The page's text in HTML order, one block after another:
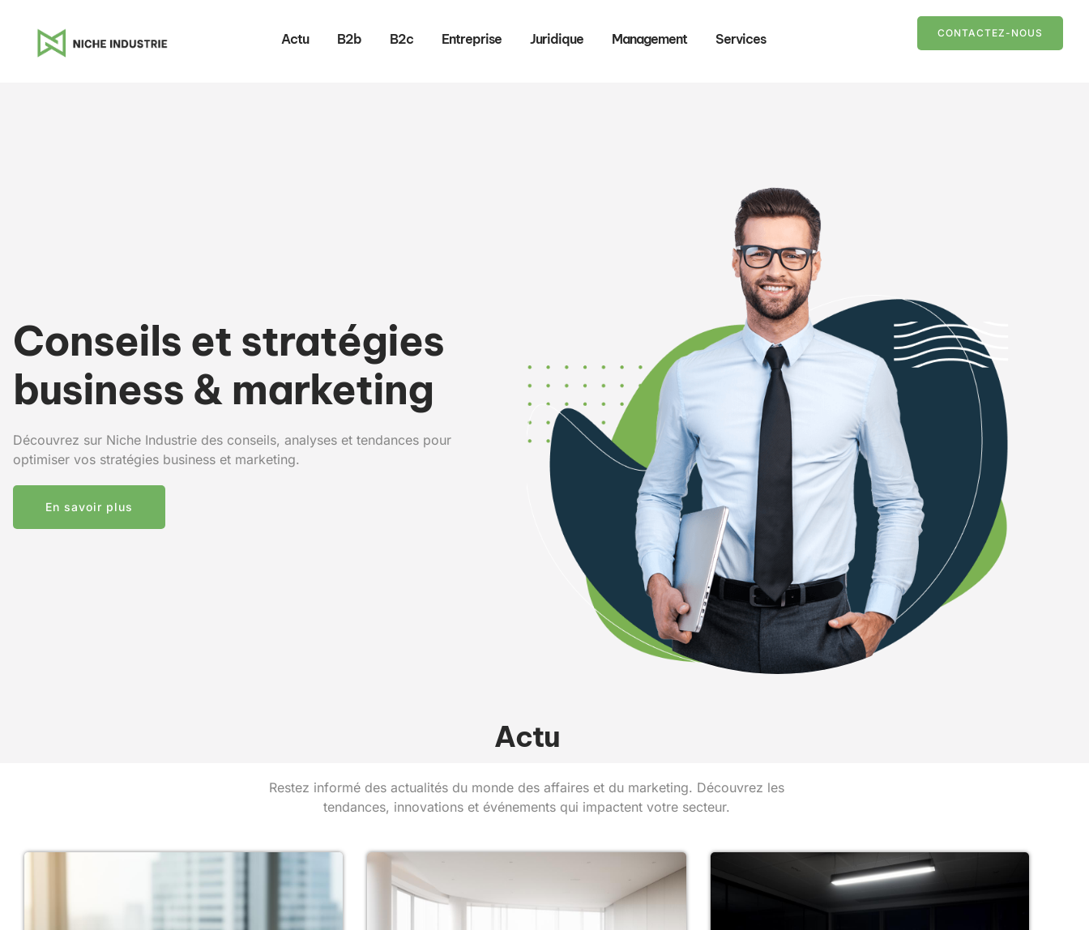
Actu B2b B2c Entreprise Juridique Management Services CONTACTEZ-NOUS
Conseils et stratégies
business & marketing
Découvrez sur Niche Industrie des conseils, analyses et tendances pour
optimiser vos stratégies business et marketing.
En savoir plus
Actu
Restez informé des actualités du monde des affaires et du marketing. Découvrez les
tendances, innovations et événements qui impactent votre secteur.